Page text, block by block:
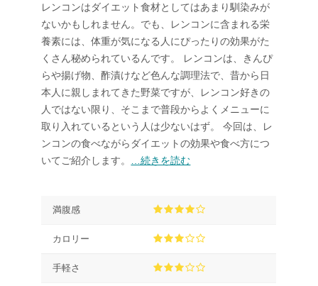
レンコンはダイエット食材としてはあまり馴染みが
ないかもしれません。でも、レンコンに含まれる栄
養素には、体重が気になる人にぴったりの効果がた
くさん秘められているんです。 レンコンは、きんぴ
らや揚げ物、酢漬けなど色んな調理法で、昔から日
本人に親しまれてきた野菜ですが、レンコン好きの
人ではない限り、そこまで普段からよくメニューに
取り入れているという人は少ないはず。 今回は、レ
ンコンの食べながらダイエットの効果や食べ方につ
いてご紹介します。
…続きを読む
満腹感
カロリー
手軽さ